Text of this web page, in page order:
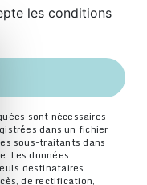
les conditions
sont nécessaires
dans un fichier
sous-traitants dans
Les données
destinataires
de rectification,